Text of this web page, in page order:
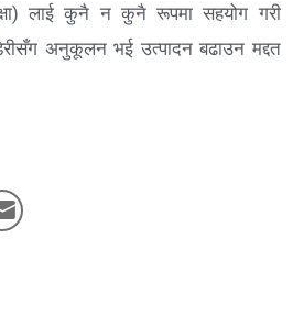
लाई कुनै न कुनै रूपमा सहयोग गरी
अनुकूलन भई उत्पादन बढाउन मद्दत